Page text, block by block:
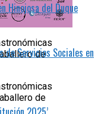
Hinojosa del Duque
Servicios Sociales en